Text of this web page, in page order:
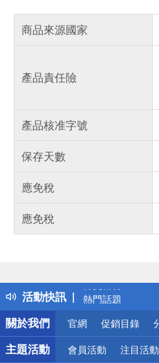
商品來源國家
產品責任險
產品核准字號
保存天數
應免稅
應免稅
活動快訊
得獎公告
熱門話題
銀行優惠
偏遠地區配送
詐騙網頁！請小
關於我們
官網 促銷目錄
主題活動 會員活動 注目活動